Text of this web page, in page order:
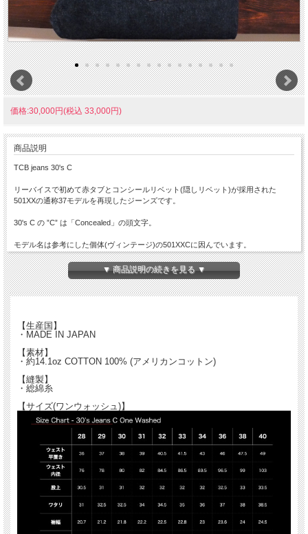
価格:30,000円(税込 33,000円)
商品説明
TCB jeans 30's C
リーバイスで初めて赤タブとコンシールリベット(隠しリベット)が採用された
501XXの通称37モデルを再現したジーンズです。
30's C の ”C” は「Concealed」の頭文字。
モデル名は参考にした個体(ヴィンテージ)の501XXCに因んでいます。
生地は米綿を使用したタテヨコ6番の14.1oz。
ヴィンテージモデルの生地を解析し新規に製作しています。
ッとした穿き心地の生地です。
▼ 商品説明の続きを見る ▼
【生産国】
・MADE IN JAPAN
【素材】
・約14.1oz COTTON 100% (アメリカンコットン)
【縫製】
・総綿糸
【サイズ(ワンウォッシュ)】